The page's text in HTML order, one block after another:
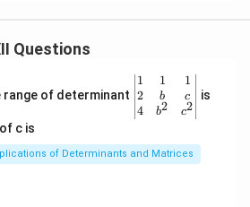
Questions
range of determinant
\be
gin
{v
ma
x}1
&1
1
2
4
1
b
b2
1
c
c2
is
c is
of Determinants and Matrices